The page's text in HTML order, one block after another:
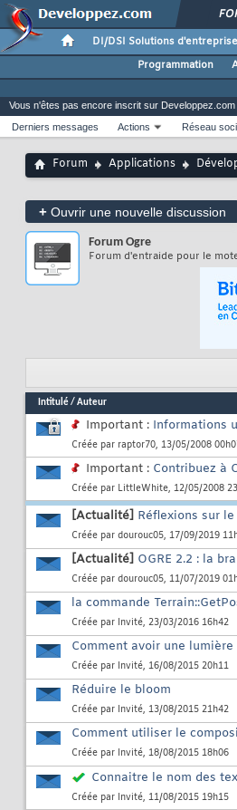
DI/DSI Solutions d'entreprise
Programmation
Vous n'êtes pas encore inscrit sur Developpez.com
Derniers messages
Actions Réseau
Forum Applications
+ Ouvrir une nouvelle discussion
Forum Ogre
Forum d'entraide pour le
Intitulé/ Auteur
Important : Informations
Créée par raptor70, 13/05/2008
Important : Contribuez à
Créée par LittleWhite, 12/05/2008
[Actualité] Réflexions sur
Créée par dourouc05, 17/09/2019
[Actualité] OGRE 2.2 : la
Créée par dourouc05, 11/07/2019
la commande
Créée par Invité, 23/03/2016 16h42
Comment avoir une
Créée par Invité, 16/08/2015 20h11
Réduire le bloom
Créée par Invité, 13/08/2015 21h42
Comment utiliser le
Créée par Invité, 18/08/2015 18h06
Connaitre le nom des
Créée par Invité, 11/08/2015 19h15